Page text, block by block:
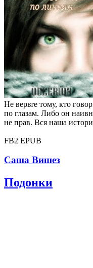
Не верьте тому, кто
по глазам. Либо он
не прав. Вся наша
FB2 EPUB
Саша Вишез
Подонки